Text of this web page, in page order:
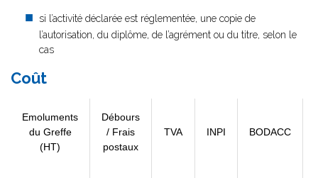
si l’activité déclarée est réglementée, une copie de
l’autorisation, du diplôme, de l’agrément ou du titre, selon le
cas
Coût
Emoluments
du Greffe
(HT)
Débours
/ Frais
postaux
TVA INPI BODACC